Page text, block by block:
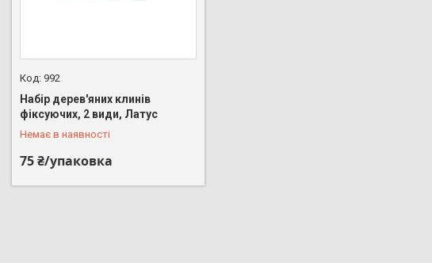
992
Набір дерев'яних клинів
фіксуючих, 2 види, Латус
Немає в наявності
75 ₴/упаковка
+380 (67) 798-17-41